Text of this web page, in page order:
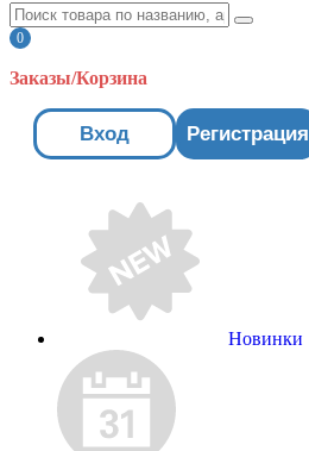
0
Заказы/Корзина
Вход Регистрация
Новинки